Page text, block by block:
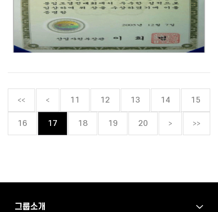
<< < 11 12 13 14 15
16 17 18 19 20 > >>
그룹소개